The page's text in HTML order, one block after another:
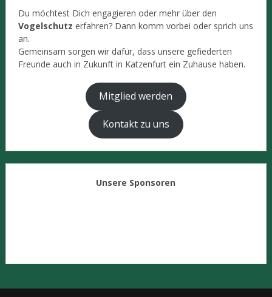
Du möchtest Dich engagieren oder mehr über den
Vogelschutz erfahren? Dann komm vorbei oder sprich uns
an.
Gemeinsam sorgen wir dafür, dass unsere gefiederten
Freunde auch in Zukunft in Katzenfurt ein Zuhause haben.
Mitglied werden
Kontakt zu uns
Unsere Sponsoren